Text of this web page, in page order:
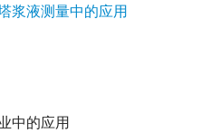
浆液测量中的应用
中的应用